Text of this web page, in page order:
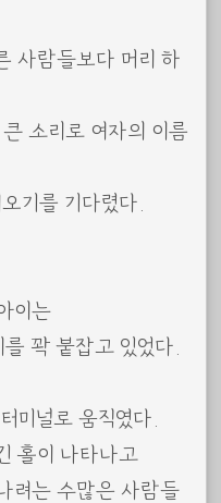
사람들보다 머리 하
소리로 여자의 이름
기를 기다렸다.
이는
꽉 붙잡고 있었다.
미널로 움직였다.
홀이 나타나고
려는 수많은 사람들